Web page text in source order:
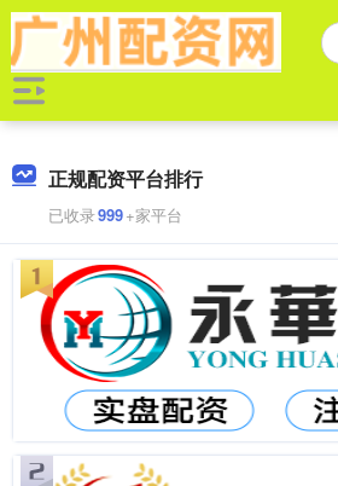
正规配资平台排行
已收录999+家平台